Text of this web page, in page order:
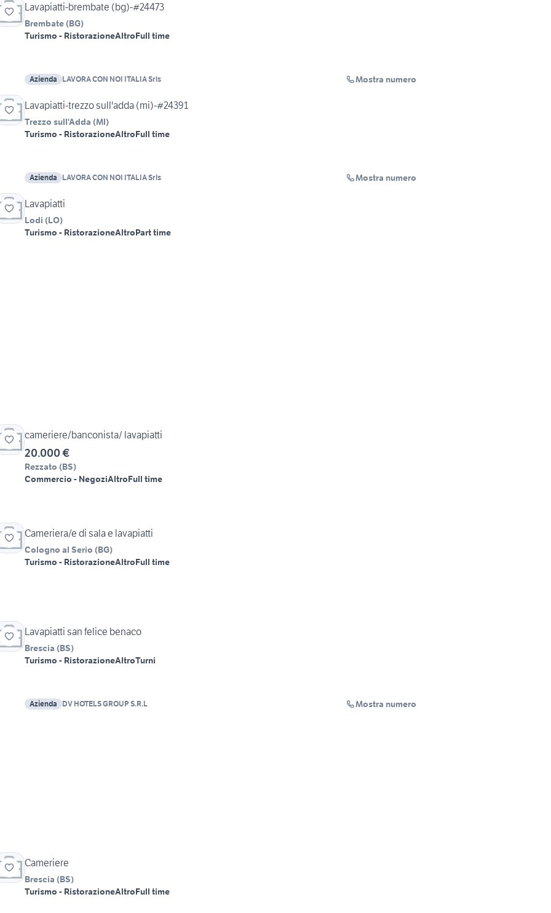
Lavapiatti-brembate (bg)-#24473
Brembate (BG)
Turismo - RistorazioneAltroFull time
Azienda LAVORA CON NOI ITALIA Srls Mostra numero
Lavapiatti-trezzo sull'adda (mi)-#24391
Trezzo sull'Adda (MI)
Turismo - RistorazioneAltroFull time
Azienda LAVORA CON NOI ITALIA Srls Mostra numero
Lavapiatti
Lodi (LO)
Turismo - RistorazioneAltroPart time
cameriere/banconista/ lavapiatti
20.000 €
Rezzato (BS)
Commercio - NegoziAltroFull time
Cameriera/e di sala e lavapiatti
Cologno al Serio (BG)
Turismo - RistorazioneAltroFull time
Lavapiatti san felice benaco
Brescia (BS)
Turismo - RistorazioneAltroTurni
Azienda DV HOTELS GROUP S.R.L Mostra numero
Cameriere
Brescia (BS)
Turismo - RistorazioneAltroFull time